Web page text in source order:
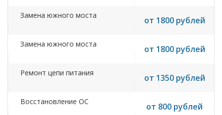
Замена южного моста от 1800 рублей
Замена южного моста от 1800 рублей
Ремонт цепи питания от 1350 рублей
Восстановление ОС от 800 рублей